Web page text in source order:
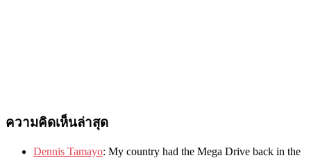
ความคิดเห็นล่าสุด
Dennis Tamayo: My country had the Mega Drive back in the